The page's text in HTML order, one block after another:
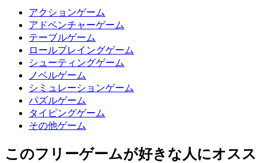
アクションゲーム
アドベンチャーゲーム
テーブルゲーム
ロールプレイングゲーム
シューティングゲーム
ノベルゲーム
シミュレーションゲーム
パズルゲーム
タイピングゲーム
その他ゲーム
このフリーゲームが好きな人にオスス